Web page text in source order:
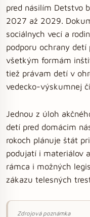
pred násilím Detstvo
2027 až 2029.
sociálnych vecí a
podporu ochrany detí
všetkým formám
tiež právam detí v
vedecko-výskumnej
Jednou z úloh
detí pred domácim
rokoch plánuje štát
podujatí i materiálov
rámca i možných
zákazu telesných
Zdrojová poznámka